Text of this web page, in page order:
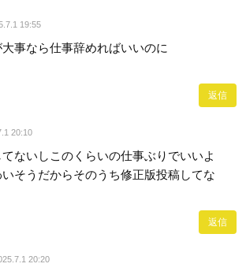
19:55
事なら仕事辞めればいいのに
返信
20:10
ないしこのくらいの仕事ぶりでいいよ
そうだからそのうち修正版投稿してな
返信
20:20